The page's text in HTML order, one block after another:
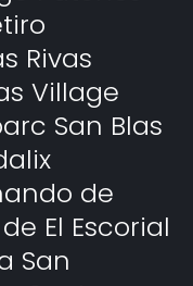
Rivas
Village
San Blas
de
El Escorial
San